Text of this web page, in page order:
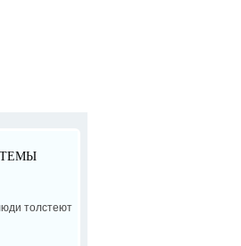
толстеют